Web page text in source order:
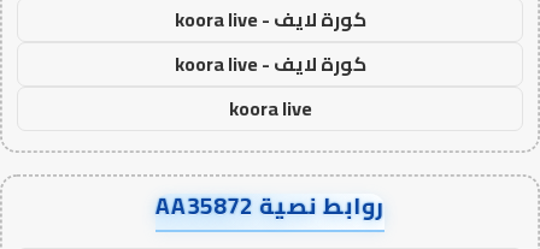
كورة لايف - koora live
كورة لايف - koora live
koora live
روابط نصية AA35872